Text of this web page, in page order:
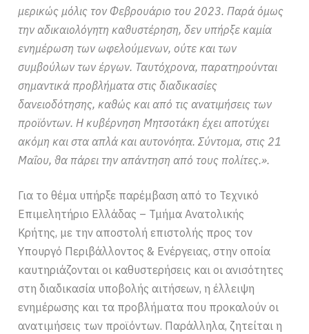
μερικώς μόλις τον Φεβρουάριο του 2023. Παρά όμως
την αδικαιολόγητη καθυστέρηση, δεν υπήρξε καμία
ενημέρωση των ωφελούμενων, ούτε και των
συμβούλων των έργων. Ταυτόχρονα, παρατηρούνται
σημαντικά προβλήματα στις διαδικασίες
δανειοδότησης, καθώς και από τις ανατιμήσεις των
προϊόντων. Η κυβέρνηση Μητσοτάκη έχει αποτύχει
ακόμη και στα απλά και αυτονόητα. Σύντομα, στις 21
Μαΐου, θα πάρει την απάντηση από τους πολίτες.».
Για το θέμα υπήρξε παρέμβαση από το Τεχνικό
Επιμελητήριο Ελλάδας – Τμήμα Ανατολικής
Κρήτης, με την αποστολή επιστολής προς τον
Υπουργό Περιβάλλοντος & Ενέργειας, στην οποία
καυτηριάζονται οι καθυστερήσεις και οι ανισότητες
στη διαδικασία υποβολής αιτήσεων, η έλλειψη
ενημέρωσης και τα προβλήματα που προκαλούν οι
ανατιμήσεις των προϊόντων. Παράλληλα, ζητείται η